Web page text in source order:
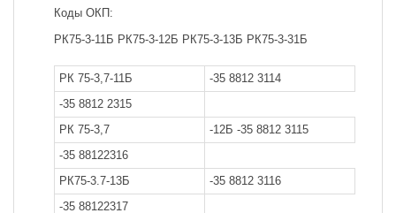
Коды ОКП:
РК75-3-11Б РК75-3-12Б РК75-3-13Б РК75-3-31Б
РК 75-3,7-11Б
-35 8812 3114
-35 8812 2315
РК 75-3,7
-12Б -35 8812 3115
-35 88122316
РК75-3.7-13Б
-35 8812 3116
-35 88122317